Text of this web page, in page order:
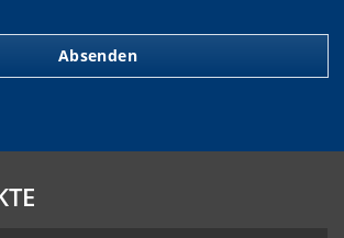
Absenden